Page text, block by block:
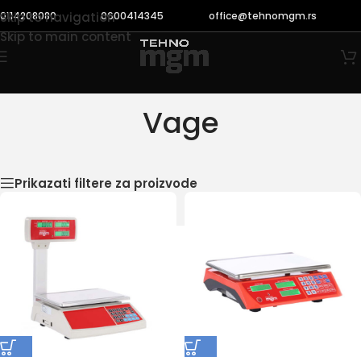
Skip to navigation
Skip to main content
0114208080 0600414345 office@tehnomgm.rs
Vage
Prikazati filtere za proizvode